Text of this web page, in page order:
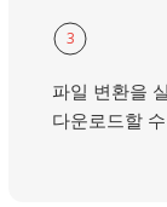
3
파일 변환을
다운로드할